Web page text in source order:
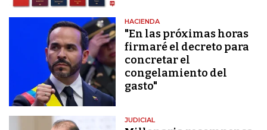
HACIENDA
"En las próximas horas
firmaré el decreto para
concretar el
congelamiento del
gasto"
JUDICIAL